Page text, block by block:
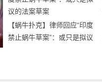
【蜗牛扑克】律师回应“印度
禁止蜗牛草案”：或只是拟议